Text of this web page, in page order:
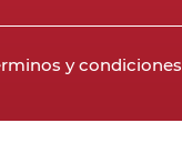
y condiciones